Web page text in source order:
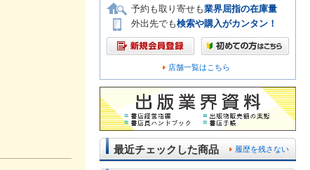
予約も取り寄せも業界屈指の在庫量
外出先でも検索や購入がカンタン！
店舗一覧はこちら
履歴を残さない
最近チェックした商品